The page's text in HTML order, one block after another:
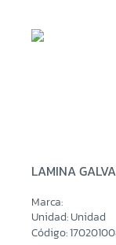
LAMINA
Marca:
Unidad: Unidad
Código: